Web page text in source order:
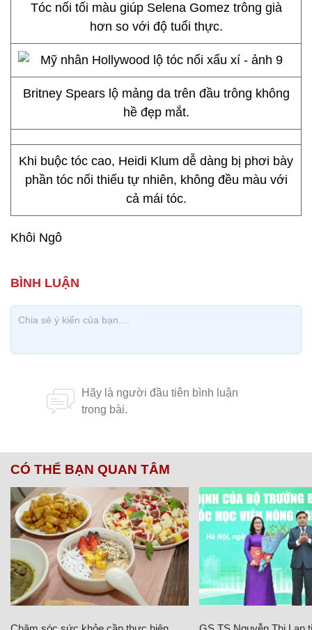
Tóc nối tối màu giúp Selena Gomez trông già
hơn so với độ tuổi thực.
Britney Spears lộ mảng da trên đầu trông không
hề đẹp mắt.
Khi buộc tóc cao, Heidi Klum dễ dàng bị phơi bày
phần tóc nối thiếu tự nhiên, không đều màu với
cả mái tóc.
Khôi Ngô
CÓ THỂ BẠN QUAN TÂM